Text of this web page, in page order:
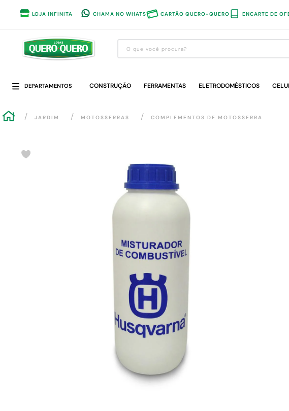
LOJA INFINITA CHAMA NO WHATS CARTÃO QUERO-QUERO ENCARTE DE
O que você procura?
DEPARTAMENTOS CONSTRUÇÃO FERRAMENTAS ELETRODOMÉSTICOS
JARDIM MOTOSSERRAS COMPLEMENTOS DE MOTOSSERRA
1º
guarda roupa
3º
piso cerâmica
6º
7º forro pvc
10º cimento